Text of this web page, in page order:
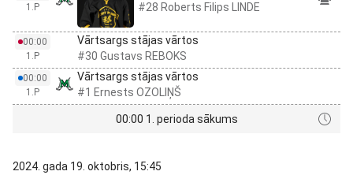
1.P
#28 Roberts Filips LINDE
00:00
1.P
Vārtsargs stājas vārtos
#30 Gustavs REBOKS
00:00
1.P
Vārtsargs stājas vārtos
#1 Ernests OZOLIŅŠ
00:00 1. perioda sākums
2024. gada 19. oktobris, 15:45